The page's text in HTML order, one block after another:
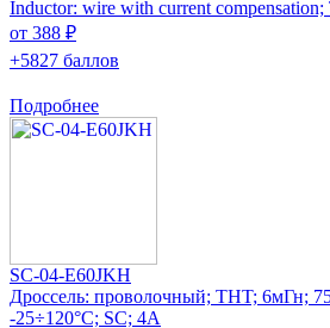
Inductor: wire with current
от 388 ₽
+5827 баллов
Подробнее
SC-04-E60JKH
Дроссель: проволочный; THT; 6мГн;
-25÷120°C; SC; 4А